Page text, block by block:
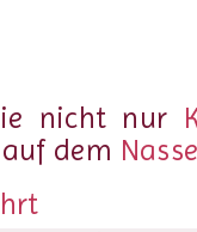
nicht nur
dem